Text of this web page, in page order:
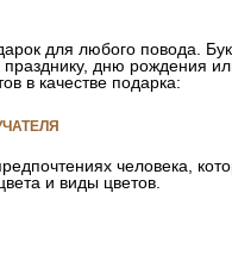
для любого повода.
дню рождения
в качестве подарка:
человека,
и виды цветов.